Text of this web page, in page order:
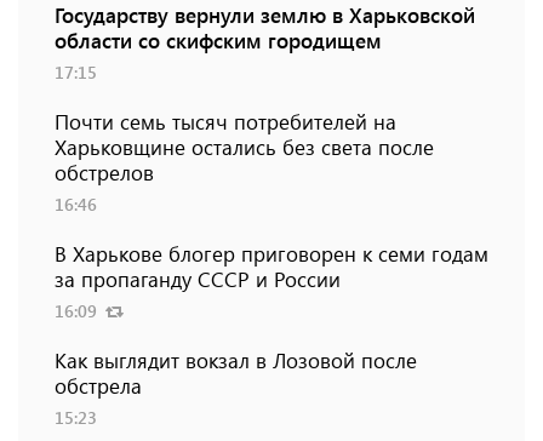
Государству вернули землю в Харьковской
области со скифским городищем
17:15
Почти семь тысяч потребителей на
Харьковщине остались без света после
обстрелов
16:46
В Харькове блогер приговорен к семи годам
за пропаганду СССР и России
16:09
Как выглядит вокзал в Лозовой после
обстрела
15:23